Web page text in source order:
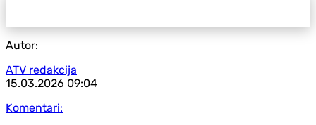
Autor:
ATV redakcija
15.03.2026 09:04
Komentari: